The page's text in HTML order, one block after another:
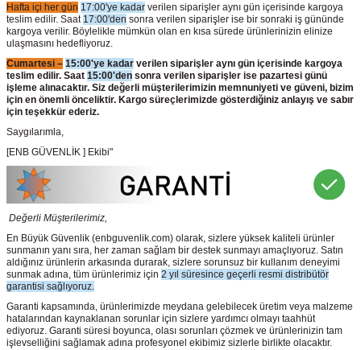
Hafta içi her gün 17:00'ye kadar verilen siparişler aynı gün içerisinde kargoya
teslim edilir. Saat 17:00'den sonra verilen siparişler ise bir sonraki iş gününde
kargoya verilir. Böylelikle mümkün olan en kısa sürede ürünlerinizin elinize
ulaşmasını hedefliyoruz.
Cumartesi – 15:00'ye kadar verilen siparişler aynı gün içerisinde kargoya
teslim edilir. Saat 15:00'den sonra verilen siparişler ise pazartesi günü
işleme alınacaktır. Siz değerli müşterilerimizin memnuniyeti ve güveni, bizim
için en önemli önceliktir. Kargo süreçlerimizde gösterdiğiniz anlayış ve sabır
için teşekkür ederiz.
Saygılarımla,
[ENB GÜVENLİK ] Ekibi"
Değerli Müşterilerimiz,
En Büyük Güvenlik (enbguvenlik.com) olarak, sizlere yüksek kaliteli ürünler
sunmanın yanı sıra, her zaman sağlam bir destek sunmayı amaçlıyoruz. Satın
aldığınız ürünlerin arkasında durarak, sizlere sorunsuz bir kullanım deneyimi
sunmak adına, tüm ürünlerimiz için 2 yıl süresince geçerli resmi distribütör
garantisi sağlıyoruz.
Garanti kapsamında, ürünlerimizde meydana gelebilecek üretim veya malzeme
hatalarından kaynaklanan sorunlar için sizlere yardımcı olmayı taahhüt
ediyoruz. Garanti süresi boyunca, olası sorunları çözmek ve ürünlerinizin tam
işlevselliğini sağlamak adına profesyonel ekibimiz sizlerle birlikte olacaktır.